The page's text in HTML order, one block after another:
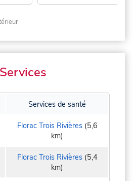
Services
Services de santé
Florac Trois Rivières(5,6
km)
Florac Trois Rivières(5,4
km)